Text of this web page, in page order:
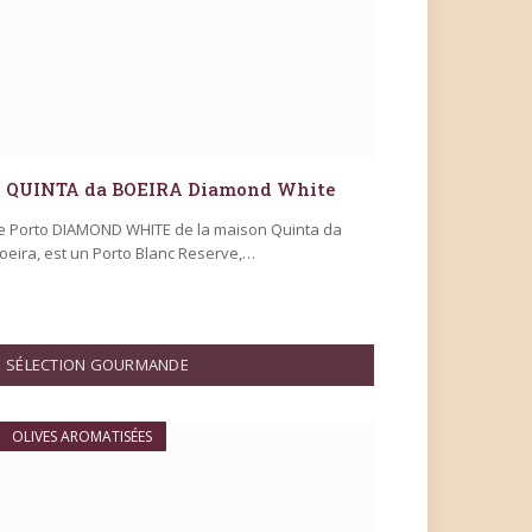
QUINTA da BOEIRA Diamond White
Porto DIAMOND WHITE de la maison Quinta da
est un Porto Blanc Reserve,…
SÉLECTION GOURMANDE
OLIVES AROMATISÉES